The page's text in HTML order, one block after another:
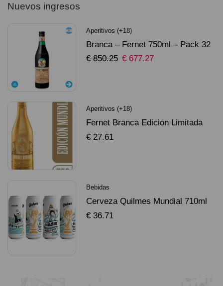
Nuevos ingresos
Aperitivos (+18)
Branca – Fernet 750ml – Pack 32
Unidades
€850.25 €677.27
Aperitivos (+18)
Fernet Branca Edicion Limitada
Dorado Mundial
€27.61
Bebidas
Cerveza Quilmes Mundial 710ml
packX4
€36.71